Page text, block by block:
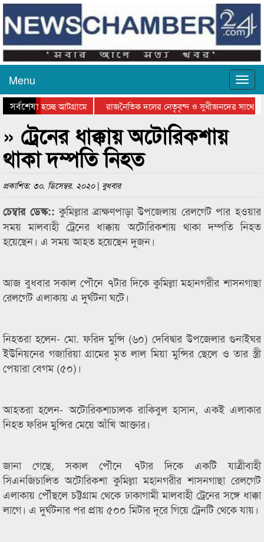
Menu
সর্বশেষ
যাওয়া হচ্ছে আটগ্রামে
রাজনৈতিক দলের নেতৃবৃন্দ ও সুধীজনদের সাথে
পুরস্কার বিতরণ সম্পন্ন
সিলেটে বাংলাদেশ গ্রুপ থিয়েটার ফেডারেশানের
» ট্রেনের ধাক্কায় অটোরিকশায়
থাকা দম্পতি নিহত
প্রকাশিত: ৩০. ডিসেম্বর. ২০২০ | বুধবার
চেম্বার ডেস্ক::কুমিল্লার ব্রাক্ষণপাড়া উপজেলায় রেলগেট পার হওয়ার
সময় মালবাহী ট্রেনের ধাক্কায় অটোরিকশায় থাকা দম্পতি নিহত
হয়েছেন। এ সময় আহত হয়েছেন দুজন।
আজ বুধবার সকাল পৌনে ৭টার দিকে কুমিল্লা মহানগরীর শাসনগাছা
রেলগেট এলাকায় এ দুর্ঘটনা ঘটে।
নিহতরা হলেন- মো. ফরিদ মুন্সি (৬০) দেবিদ্বার উপজেলার গুনাইঘর
ইউনিয়নের গজারিয়া গ্রামের মৃত লাল মিয়া মুন্সির ছেলে ও তার স্ত্রী
পেয়ারা বেগম (৫০)।
আহতরা হলেন- অটোরিকশাচালক রাকিবুল হাসান, একই এলাকার
নিহত ফরিদ মুন্সির মেয়ে আঁখি আক্তার।
জানা গেছে, সকাল পৌনে ৭টার দিকে একটি যাত্রীবাহী
সিএনজিচালিত অটোরিকশা কুমিল্লা মহানগরীর শাসনগাছা রেলগেট
এলাকায় পৌঁছলে চট্টগ্রাম থেকে ঢাকাগামী মালবাহী ট্রেনের সঙ্গে ধাক্কা
লাগে। এ দুর্ঘটনার পর প্রায় ৫০০ মিটার দূরে গিয়ে ট্রেনটি থেকে যায়।